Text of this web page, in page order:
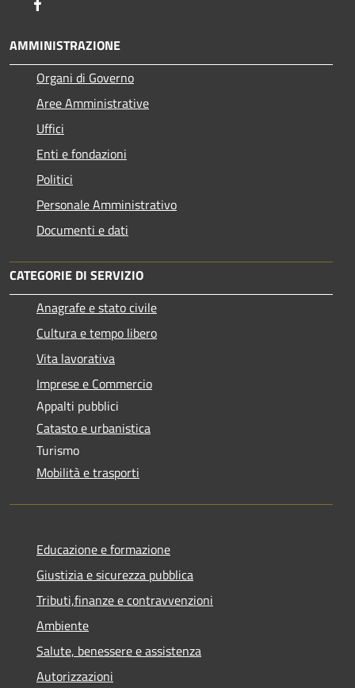
AMMINISTRAZIONE
Organi di Governo
Aree Amministrative
Uffici
Enti e fondazioni
Politici
Personale Amministrativo
Documenti e dati
CATEGORIE DI SERVIZIO
Anagrafe e stato civile
Cultura e tempo libero
Vita lavorativa
Imprese e Commercio
Appalti pubblici
Catasto e urbanistica
Turismo
Mobilità e trasporti
Educazione e formazione
Giustizia e sicurezza pubblica
Tributi,finanze e contravvenzioni
Ambiente
Salute, benessere e assistenza
Autorizzazioni